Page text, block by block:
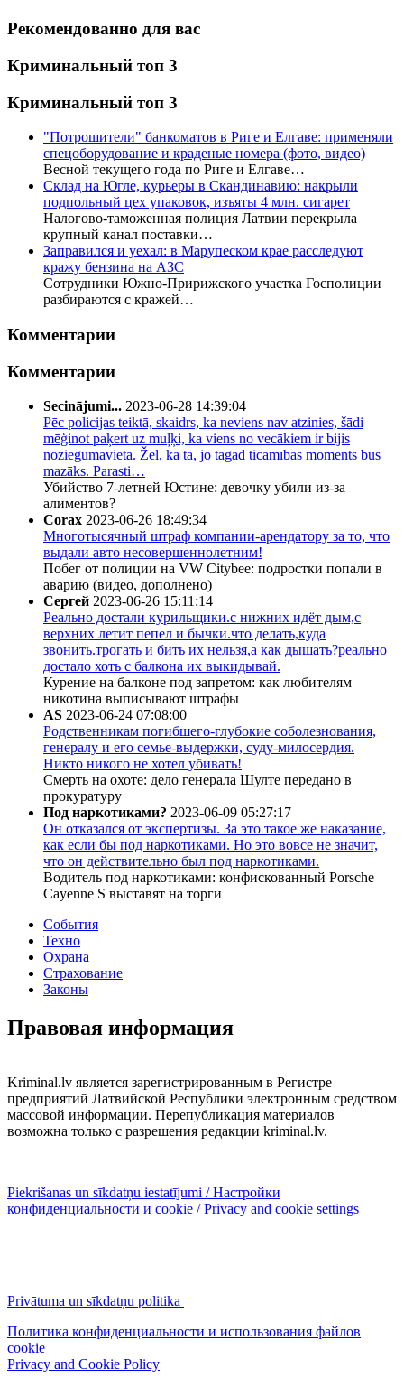
Рекомендованно для вас
Криминальный топ 3
Криминальный топ 3
"Потрошители" банкоматов в Риге и Елгаве: применяли
спецоборудование и краденые номера (фото, видео)
Весной текущего года по Риге и Елгаве…
Склад на Югле, курьеры в Скандинавию: накрыли
подпольный цех упаковок, изъяты 4 млн. сигарет
Налогово-таможенная полиция Латвии перекрыла
крупный канал поставки…
Заправился и уехал: в Марупеском крае расследуют
кражу бензина на АЗС
Сотрудники Южно-Пририжского участка Госполиции
разбираются с кражей…
Комментарии
Комментарии
Secinājumi... 2023-06-28 14:39:04
Pēc policijas teiktā, skaidrs, ka neviens nav atzinies, šādi
mēģinot paķert uz muļķi, ka viens no vecākiem ir bijis
noziegumavietā. Žēl, ka tā, jo tagad ticamības moments būs
mazāks. Parasti…
Убийство 7-летней Юстине: девочку убили из-за
алиментов?
Corax 2023-06-26 18:49:34
Многотысячный штраф компании-арендатору за то, что
выдали авто несовершеннолетним!
Побег от полиции на VW Citybee: подростки попали в
аварию (видео, дополнено)
Сергей 2023-06-26 15:11:14
Реально достали курильщики.с нижних идёт дым,с
верхних летит пепел и бычки.что делать,куда
звонить.трогать и бить их нельзя,а как дышать?реально
достало хоть с балкона их выкидывай.
Курение на балконе под запретом: как любителям
никотина выписывают штрафы
AS 2023-06-24 07:08:00
Родственникам погибшего-глубокие соболезнования,
генералу и его семье-выдержки, суду-милосердия.
Никто никого не хотел убивать!
Смерть на охоте: дело генерала Шулте передано в
прокуратуру
Под наркотиками? 2023-06-09 05:27:17
Он отказался от экспертизы. За это такое же наказание,
как если бы под наркотиками. Но это вовсе не значит,
что он действительно был под наркотиками.
Водитель под наркотиками: конфискованный Porsche
Cayenne S выставят на торги
События
Техно
Охрана
Страхование
Законы
Правовая информация
Kriminal.lv является зарегистрированным в Регистре
предприятий Латвийской Республики электронным средством
массовой информации. Перепубликация материалов
возможна только с разрешения редакции kriminal.lv.
Piekrišanas un sīkdatņu iestatījumi / Настройки
конфиденциальности и cookie / Privacy and cookie settings
Privātuma un sīkdatņu politika
Политика конфиденциальности и использования файлов
cookie
Privacy and Cookie Policy